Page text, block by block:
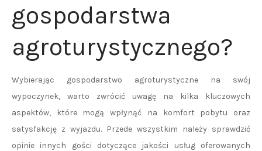
gospodarstwa
agroturystycznego?
Wybierając gospodarstwo agroturystyczne na swój
wypoczynek, warto zwrócić uwagę na kilka kluczowych
aspektów, które mogą wpłynąć na komfort pobytu oraz
satysfakcję z wyjazdu. Przede wszystkim należy sprawdzić
opinie innych gości dotyczące jakości usług oferowanych